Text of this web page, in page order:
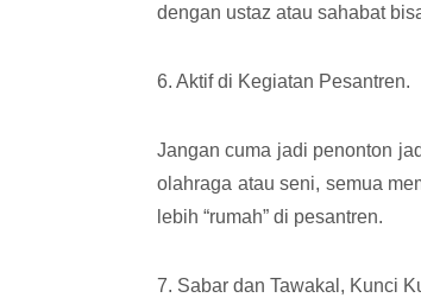
dengan ustaz atau sahabat
6. Aktif di Kegiatan Pesantren.
Jangan cuma jadi penonton
olahraga atau seni, semua
lebih “rumah” di pesantren.
7. Sabar dan Tawakal, Kunci